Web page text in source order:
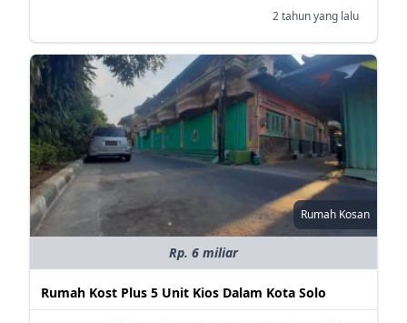
2 tahun yang lalu
Rumah Kosan
Rp. 6 miliar
Rumah Kost Plus 5 Unit Kios Dalam Kota Solo